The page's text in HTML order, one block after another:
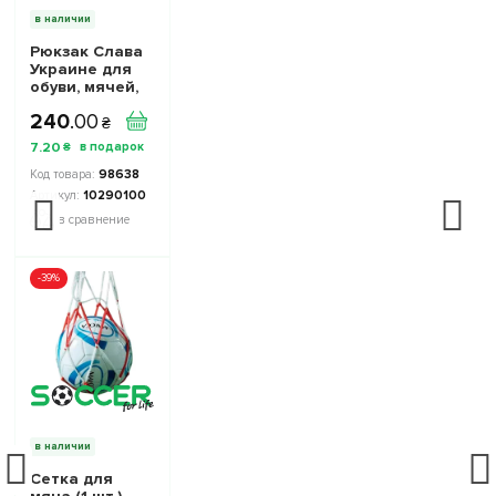
в наличии
Рюкзак Слава
Украине для
обуви, мячей,
10290100 цвет:
желто-синий
240.00 ₴
7.20 ₴
98638
10290100
в сравнение
-39%
в наличии
Сетка для